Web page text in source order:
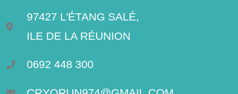
97427 L'ÉTANG SALÉ,
ILE DE LA RÉUNION
0692 448 300